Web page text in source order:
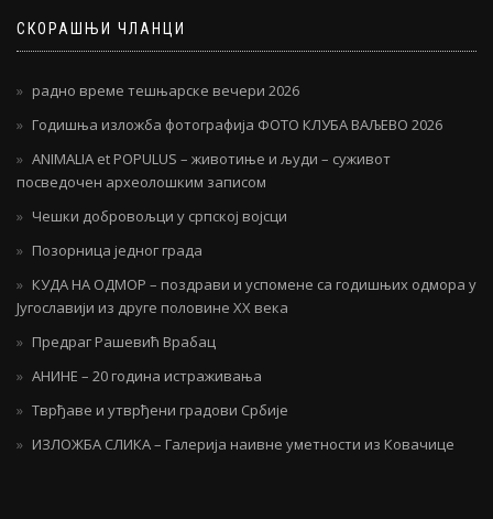
СКОРАШЊИ ЧЛАНЦИ
радно време тешњарске вечери 2026
Годишња изложба фотографија ФОТО КЛУБА ВАЉЕВО 2026
ANIMALIA et POPULUS – животиње и људи – суживот
посведочен археолошким записом
Чешки добровољци у српској војсци
Позорница једног града
КУДА НА ОДМОР – поздрави и успомене са годишњих одмора у
Југославији из друге половине ХХ века
Предраг Рашевић Врабац
АНИНЕ – 20 година истраживања
Тврђаве и утврђени градови Србије
ИЗЛОЖБА СЛИКА – Галерија наивне уметности из Ковачице